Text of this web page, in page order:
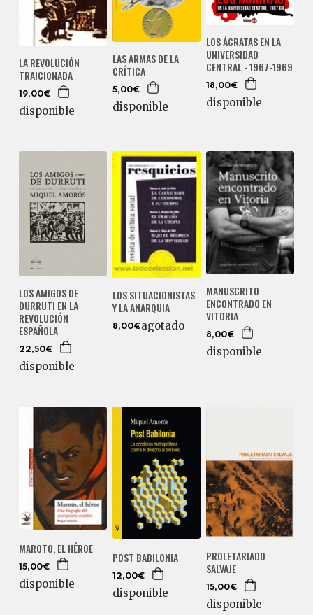
LA REVOLUCIÓN
TRAICIONADA
19,00€
disponible
LAS ARMAS DE LA
CRÍTICA
5,00€
disponible
LOS ÁCRATAS EN LA
UNIVERSIDAD
CENTRAL - 1967-1969
18,00€
disponible
LOS AMIGOS DE
DURRUTI EN LA
REVOLUCIÓN
ESPAÑOLA
22,50€
disponible
LOS SITUACIONISTAS
Y LA ANARQUIA
8,00€agotado
MANUSCRITO
ENCONTRADO EN
VITORIA
8,00€
disponible
MAROTO, EL HÉROE
15,00€
disponible
POST BABILONIA
12,00€
disponible
PROLETARIADO
SALVAJE
15,00€
disponible